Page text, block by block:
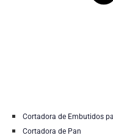
Cortadora de Embutidos
Cortadora de Pan